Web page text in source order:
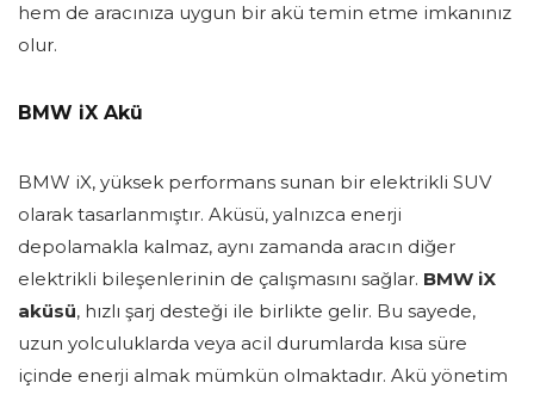
hem de aracınıza uygun bir akü temin etme imkanınız
olur.
BMW iX Akü
BMW iX, yüksek performans sunan bir elektrikli SUV
olarak tasarlanmıştır. Aküsü, yalnızca enerji
depolamakla kalmaz, aynı zamanda aracın diğer
elektrikli bileşenlerinin de çalışmasını sağlar. BMW iX
aküsü, hızlı şarj desteği ile birlikte gelir. Bu sayede,
uzun yolculuklarda veya acil durumlarda kısa süre
içinde enerji almak mümkün olmaktadır. Akü yönetim